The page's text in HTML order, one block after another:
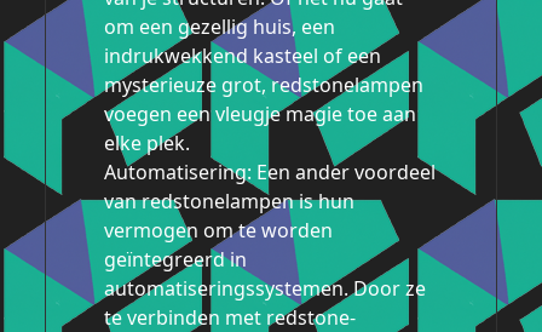
om een gezellig huis, een
indrukwekkend kasteel of een
mysterieuze grot, redstonelampen
voegen een vleugje magie toe aan
elke plek.
Automatisering: Een ander voordeel
van redstonelampen is hun
vermogen om te worden
geïntegreerd in
automatiseringssystemen. Door ze
te verbinden met redstone-